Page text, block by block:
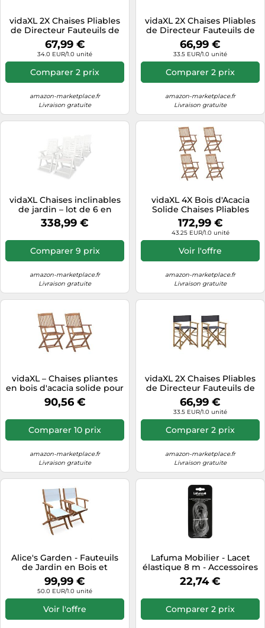
Tondeuses cheveux & barbe
Téléphonie
Téléviseurs
Télévision & vidéo
Électroménager
vidaXL 2X Chaises Pliables
de Directeur Fauteuils de
Jardin Chaises de Metteur
en Scène d'Extérieur
Fauteuils de Véranda
Rouge Bambou et Tissu
67,99 €
34.0 EUR/1.0 unité
Comparer 2 prix
amazon-marketplace.fr
Livraison gratuite
vidaXL 2X Chaises Pliables
de Directeur Fauteuils de
Jardin Chaises de Metteur
en Scène d'Extérieur
Fauteuils de Véranda Bleu
Bambou et Tissu
66,99 €
33.5 EUR/1.0 unité
Comparer 2 prix
amazon-marketplace.fr
Livraison gratuite
vidaXL Chaises inclinables
de jardin – lot de 6 en
plastique blanc
338,99 €
Comparer 9 prix
amazon-marketplace.fr
Livraison gratuite
vidaXL 4X Bois d'Acacia
Solide Chaises Pliables
d'Extérieur Fauteuils de
Salle à Manger de Jardin
Chaises de Patio Meubles
de Terrasse
172,99 €
43.25 EUR/1.0 unité
Voir l'offre
amazon-marketplace.fr
Livraison gratuite
vidaXL – Chaises pliantes
en bois d'acacia solide pour
jardin et terrasse – 2x
90,56 €
Comparer 10 prix
amazon-marketplace.fr
Livraison gratuite
vidaXL 2X Chaises Pliables
de Directeur Fauteuils de
Jardin Chaises de Metteur
en Scène d'Extérieur
Fauteuils de Véranda Gris
Foncé Bambou et Tissu
66,99 €
33.5 EUR/1.0 unité
Comparer 2 prix
amazon-marketplace.fr
Livraison gratuite
Alice's Garden - Fauteuils
de Jardin en Bois et
textilène - Almeria Blanc - 2
fauteuils pliants en Bois
d'Eucalyptus huilé et
textilène
99,99 €
50.0 EUR/1.0 unité
Voir l'offre
Lafuma Mobilier - Lacet
élastique 8 m - Accessoires
mobilier de camping - 8 m
- orage
22,74 €
Comparer 2 prix